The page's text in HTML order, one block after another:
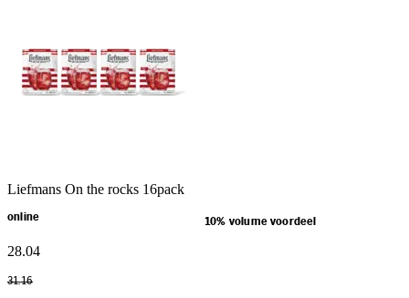
Liefmans On the rocks 16pack
online 10% volume voordeel
28.04
31.16